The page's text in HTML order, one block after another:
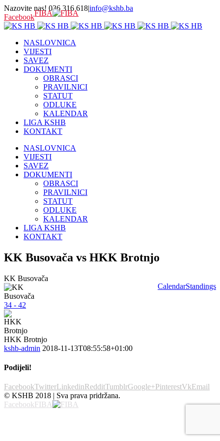
Nazovite nas! 036 316 618|info@kshb.ba
FacebookFIBA
NASLOVNICA
VIJESTI
SAVEZ
DOKUMENTI
OBRASCI
PRAVILNICI
STATUT
ODLUKE
KALENDAR
LIGA KSHB
KONTAKT
NASLOVNICA
VIJESTI
SAVEZ
DOKUMENTI
OBRASCI
PRAVILNICI
STATUT
ODLUKE
KALENDAR
LIGA KSHB
KONTAKT
KK Busovača vs HKK Brotnjo
CalendarStandings
KK Busovača
34 - 42
HKK Brotnjo
kshb-admin 2018-11-13T08:55:58+01:00
Podijeli!
FacebookTwitterLinkedinRedditTumblrGoogle+PinterestVkEmail
© KSHB 2018 | Sva prava pridržana.
FacebookFIBA